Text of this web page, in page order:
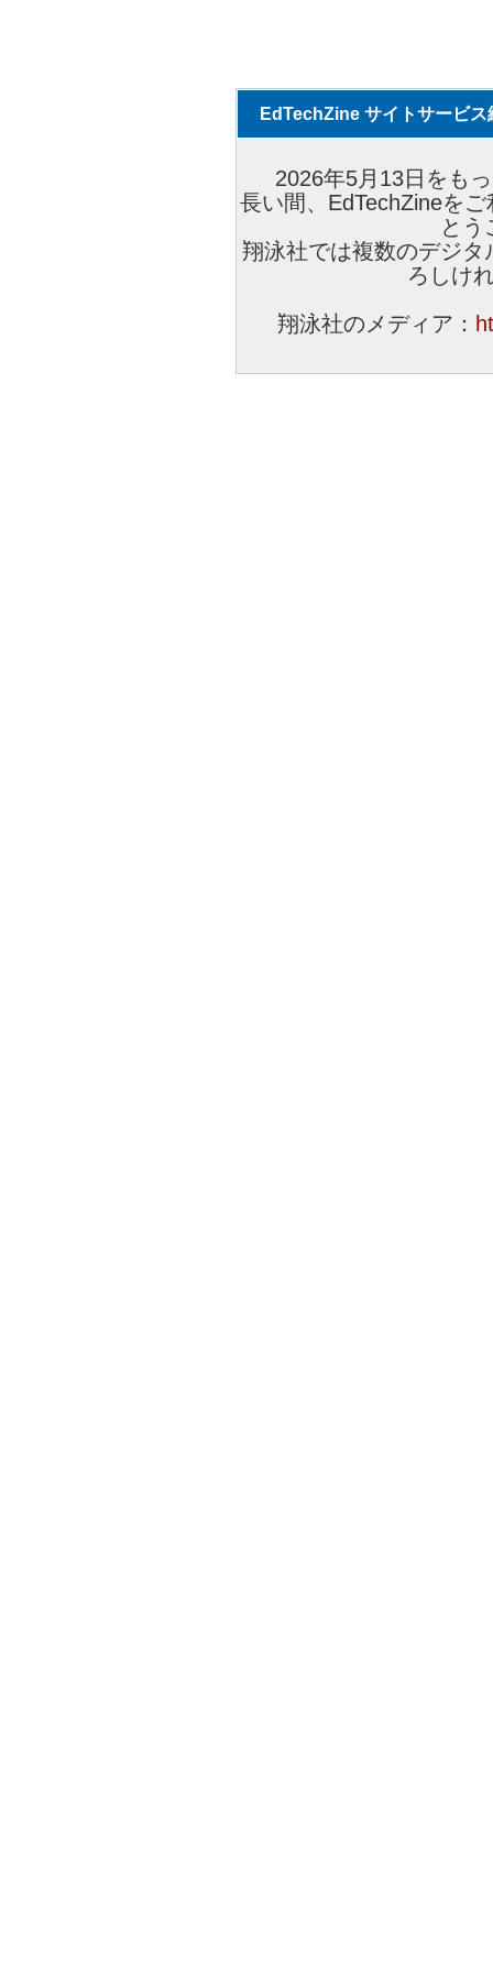
EdTechZine サイトサービス
2026年5月13日をも
長い間、EdTechZineを
とう
翔泳社では複数のデジ
ろしけ
翔泳社のメディア：